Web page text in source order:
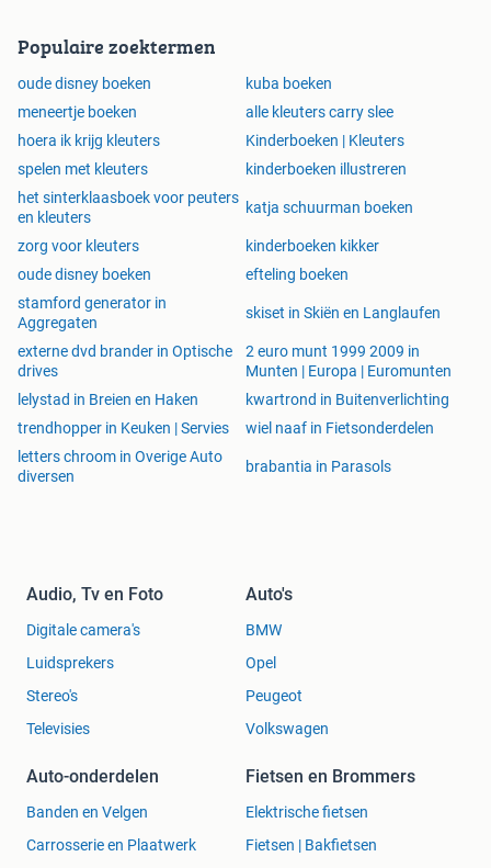
Populaire zoektermen
oude disney boeken
kuba boeken
meneertje boeken
alle kleuters carry slee
hoera ik krijg kleuters
Kinderboeken | Kleuters
spelen met kleuters
kinderboeken illustreren
het sinterklaasboek voor peuters
en kleuters
katja schuurman boeken
zorg voor kleuters
kinderboeken kikker
oude disney boeken
efteling boeken
stamford generator in
Aggregaten
skiset in Skiën en Langlaufen
externe dvd brander in Optische
drives
2 euro munt 1999 2009 in
Munten | Europa | Euromunten
lelystad in Breien en Haken
kwartrond in Buitenverlichting
trendhopper in Keuken | Servies
wiel naaf in Fietsonderdelen
letters chroom in Overige Auto
diversen
brabantia in Parasols
Audio, Tv en Foto
Digitale camera's
Luidsprekers
Stereo's
Televisies
Auto's
BMW
Opel
Peugeot
Volkswagen
Auto-onderdelen
Banden en Velgen
Carrosserie en Plaatwerk
Fietsen en Brommers
Elektrische fietsen
Fietsen | Bakfietsen